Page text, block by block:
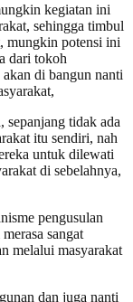
kegiatan ini
sehingga timbul
mungkin potensi ini
dari tokoh
di bangun nanti
sepanjang tidak ada
itu sendiri, nah
untuk dilewati
di sebelahnya,
pengusulan
sangat
melalui masyarakat
dan juga nanti